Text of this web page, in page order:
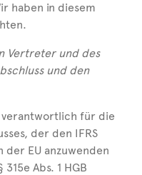
haben in diesem
Vertreter und des
und den
verantwortlich für die
der den IFRS
der EU anzuwenden
Abs. 1 HGB